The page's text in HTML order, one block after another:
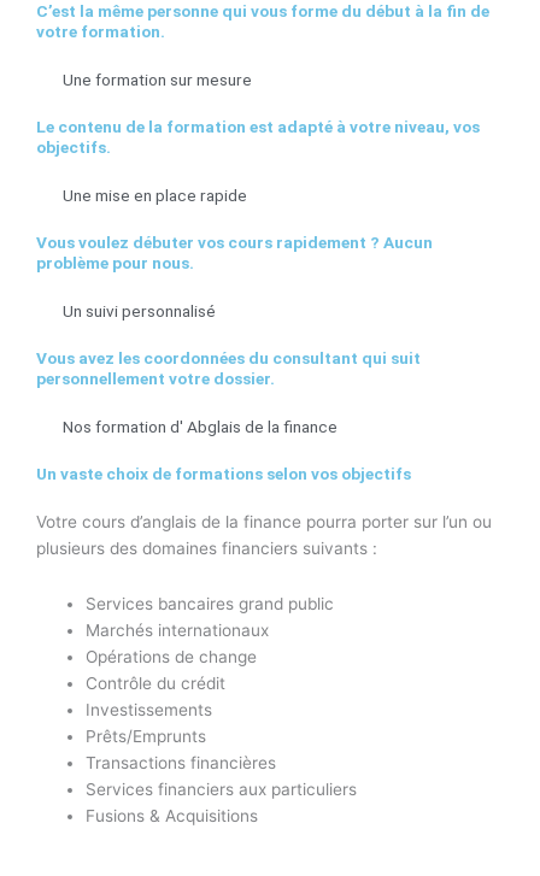
C’est la même personne qui vous forme du début à la fin de
votre formation.
Une formation sur mesure
Le contenu de la formation est adapté à votre niveau, vos
objectifs.
Une mise en place rapide
Vous voulez débuter vos cours rapidement ? Aucun
problème pour nous.
Un suivi personnalisé
Vous avez les coordonnées du consultant qui suit
personnellement votre dossier.
Nos formation d' Abglais de la finance
Un vaste choix de formations selon vos objectifs
Votre cours d’anglais de la finance pourra porter sur l’un ou
plusieurs des domaines financiers suivants :
Services bancaires grand public
Marchés internationaux
Opérations de change
Contrôle du crédit
Investissements
Prêts/Emprunts
Transactions financières
Services financiers aux particuliers
Fusions & Acquisitions